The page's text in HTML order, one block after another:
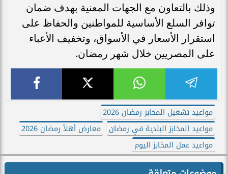
وذلك بالتعاون مع الجهات المعنية بهدف ضمان
توافر السلع الأساسية للمواطنين والحفاظ على
استقرار الأسعار في الأسواق، وتخفيف الأعباء
على المصريين خلال شهر رمضان.
مواعيد تشغيل المخابز رمضان 2026
مواعيد المخابز البلدية في رمضان
معارض أهلاً رمضان 2026
مواعيد عمل المخابز اليوم